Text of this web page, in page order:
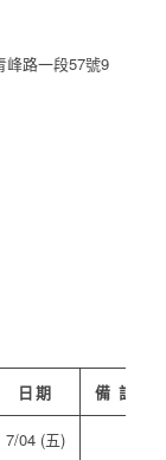
峰路一段57號9
日期 備 註
7/04 (五)